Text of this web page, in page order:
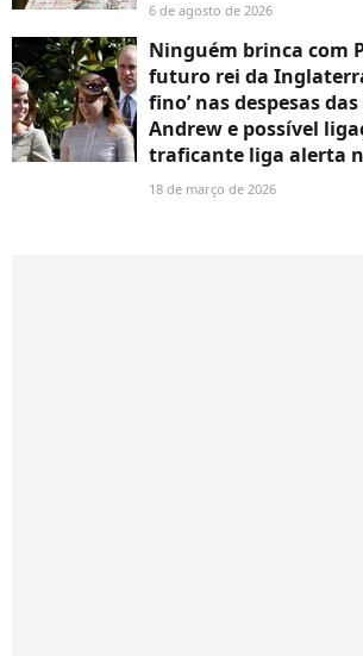
6 de agosto de 2026
Ninguém brinca com
futuro rei da
fino’ nas despesas
Andrew e possível
traficante liga alerta
18 de março de 2026